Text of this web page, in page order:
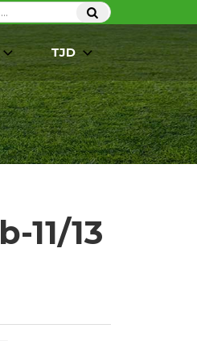
Pesquisar
TJD
11/13